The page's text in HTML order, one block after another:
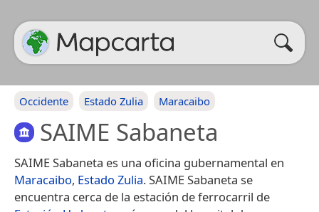
Occidente Estado Zulia Maracaibo
SAIME Sabaneta
SAIME Sabaneta es una oficina gubernamental en
Maracaibo, Estado Zulia. SAIME Sabaneta se
encuentra cerca de la estación de ferrocarril de